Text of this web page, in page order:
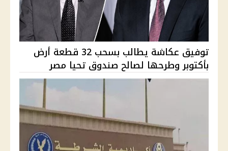
توفيق عكاشة يطالب بسحب 32 قطعة أرض
بأكتوبر وطرحها لصالح صندوق تحيا مصر